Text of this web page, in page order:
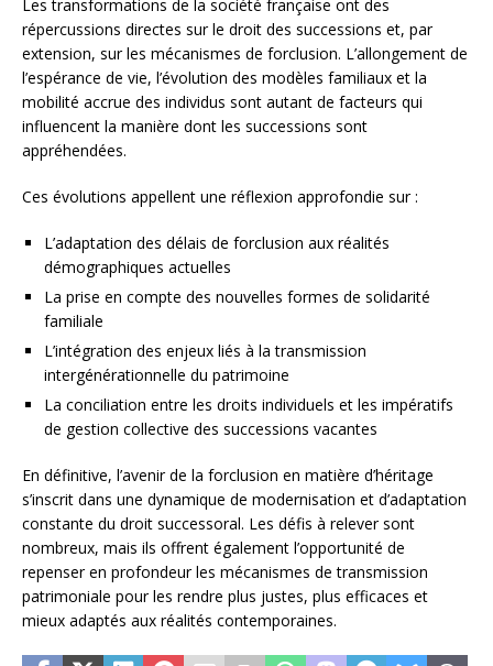
Les transformations de la société française ont des
répercussions directes sur le droit des successions et, par
extension, sur les mécanismes de forclusion. L’allongement de
l’espérance de vie, l’évolution des modèles familiaux et la
mobilité accrue des individus sont autant de facteurs qui
influencent la manière dont les successions sont
appréhendées.
Ces évolutions appellent une réflexion approfondie sur :
L’adaptation des délais de forclusion aux réalités
démographiques actuelles
La prise en compte des nouvelles formes de solidarité
familiale
L’intégration des enjeux liés à la transmission
intergénérationnelle du patrimoine
La conciliation entre les droits individuels et les impératifs
de gestion collective des successions vacantes
En définitive, l’avenir de la forclusion en matière d’héritage
s’inscrit dans une dynamique de modernisation et d’adaptation
constante du droit successoral. Les défis à relever sont
nombreux, mais ils offrent également l’opportunité de
repenser en profondeur les mécanismes de transmission
patrimoniale pour les rendre plus justes, plus efficaces et
mieux adaptés aux réalités contemporaines.